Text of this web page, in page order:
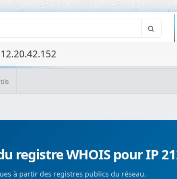
registre WHOIS pour IP
à partir des registres publics du réseau.